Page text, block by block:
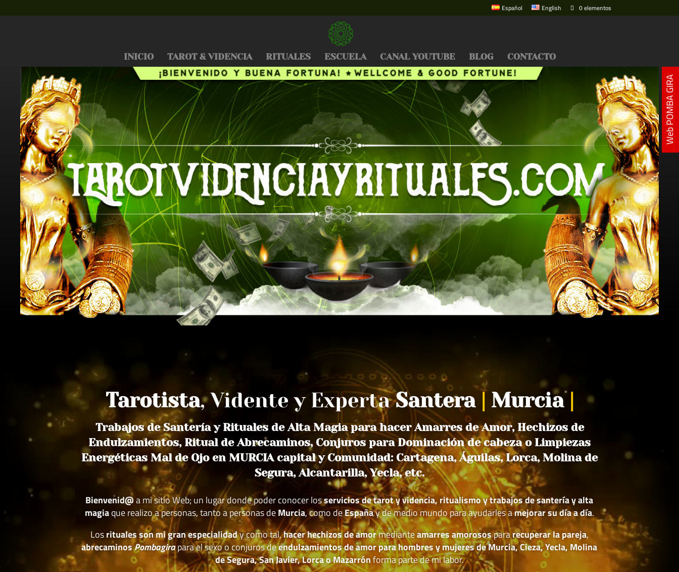
Español English 0 elementos
INICIO TAROT & VIDENCIA RITUALES ESCUELA CANAL YOUTUBE BLOG CONTACTO
Tarotista, Vidente y ExpertaSantera Murcia
Trabajos de Santería y Rituales de Alta Magia para hacer Amarres de Amor, Hechizos de
Endulzamientos, Ritual de Abrecaminos, Conjuros para Dominación de cabeza o Limpiezas
Energéticas Mal de Ojo en MURCIA capital y Comunidad: Cartagena, Águilas, Lorca, Molina de
Segura, Alcantarilla, Yecla, etc.
Bienvenid@a mi sitio Web; un lugar donde poder conocer losservicios de tarot y videncia, ritualismo y trabajos de santería y alta
magiaque realizo a personas, tanto a personas deMurcia, como deEspañay de medio mundo para ayudarles amejorar su día a día.
Losrituales son mi gran especialidady como tal,hacer hechizos de amormedianteamarres amorosospararecuperar la pareja,
abrecaminosPombagirapara el sexo o conjuros deendulzamientos de amor para hombres y mujeres de Murcia, Cieza, Yecla, Molina
de Segura, San Javier, Lorca o Mazarrónforma parte de mi labor.
Web POMBA GIRA